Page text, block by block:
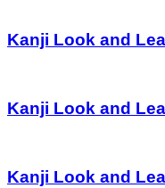
Kanji Look and
Kanji Look and
Kanji Look and